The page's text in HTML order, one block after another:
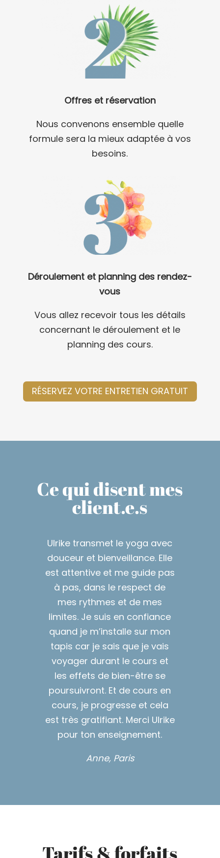
Offres et réservation
Nous convenons ensemble quelle
formule sera la mieux adaptée à vos
besoins.
Déroulement et planning des rendez-
vous
Vous allez recevoir tous les détails
concernant le déroulement et le
planning des cours.
RÉSERVEZ VOTRE ENTRETIEN GRATUIT
Ce qui disent mes
client.e.s
Ulrike transmet le yoga avec
douceur et bienveillance. Elle
est attentive et me guide pas
à pas, dans le respect de
mes rythmes et de mes
limites. Je suis en confiance
quand je m’installe sur mon
tapis car je sais que je vais
voyager durant le cours et
les effets de bien-être se
poursuivront. Et de cours en
cours, je progresse et cela
est très gratifiant. Merci Ulrike
pour ton enseignement.
Anne, Paris
Tarifs & forfaits